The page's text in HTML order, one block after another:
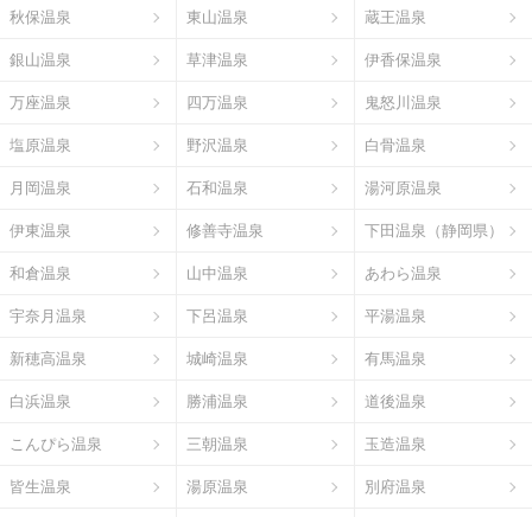
秋保温泉 東山温泉 蔵王温泉
銀山温泉 草津温泉 伊香保温泉
万座温泉 四万温泉 鬼怒川温泉
塩原温泉 野沢温泉 白骨温泉
月岡温泉 石和温泉 湯河原温泉
伊東温泉 修善寺温泉 下田温泉（静岡県）
和倉温泉 山中温泉 あわら温泉
宇奈月温泉 下呂温泉 平湯温泉
新穂高温泉 城崎温泉 有馬温泉
白浜温泉 勝浦温泉 道後温泉
こんぴら温泉 三朝温泉 玉造温泉
皆生温泉 湯原温泉 別府温泉